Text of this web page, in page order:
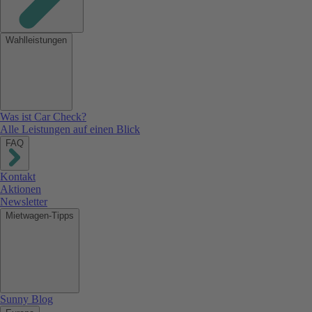
Wahlleistungen
Was ist Car Check?
Alle Leistungen auf einen Blick
FAQ
Kontakt
Aktionen
Newsletter
Mietwagen-Tipps
Sunny Blog